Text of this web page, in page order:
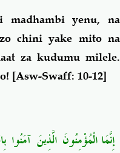
madhambi yenu, na
chini yake mito na
za kudumu milele.
[Asw-Swaff: 10-12]
إِنَّمَا الْمُؤْمِنُونَ الَّذِينَ